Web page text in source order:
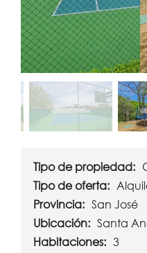
Tipo de propiedad:
Tipo de oferta:
Provincia: San José
Ubicación: Santa
Habitaciones: 3